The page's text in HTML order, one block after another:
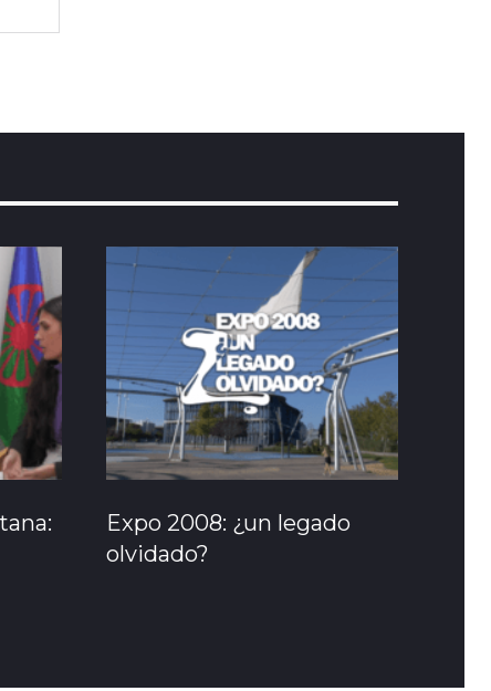
Expo 2008: ¿un legado
olvidado?